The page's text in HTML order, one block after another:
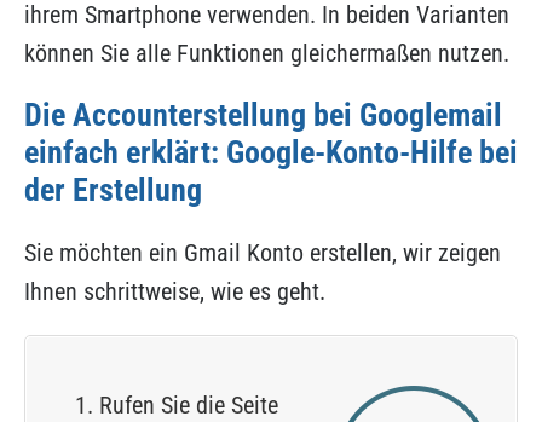
ihrem Smartphone verwenden. In beiden Varianten
können Sie alle Funktionen gleichermaßen nutzen.
Die Accounterstellung bei Googlemail
einfach erklärt: Google-Konto-Hilfe bei
der Erstellung
Sie möchten ein Gmail Konto erstellen, wir zeigen
Ihnen schrittweise, wie es geht.
Rufen Sie die Seite